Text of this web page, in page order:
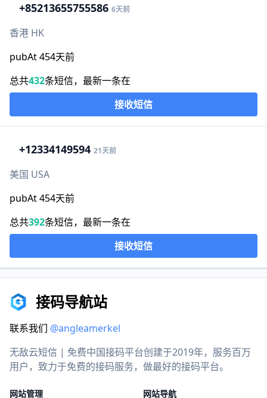
+85213655755586 6天前
香港 HK
pubAt 454天前
总共432条短信，最新一条在
接收短信
+12334149594 21天前
美国 USA
pubAt 454天前
总共392条短信，最新一条在
接收短信
接码导航站
联系我们 @angleamerkel
无敌云短信 | 免费中国接码平台创建于2019年，服务百万
用户，致力于免费的接码服务，做最好的接码平台。
网站管理 网站导航